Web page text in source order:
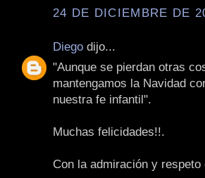
24 DE DICIEMBRE DE
Diego dijo...
"Aunque se pierdan otras
mantengamos la Navidad
nuestra fe infantil".
Muchas felicidades!!.
Con la admiración y respeto